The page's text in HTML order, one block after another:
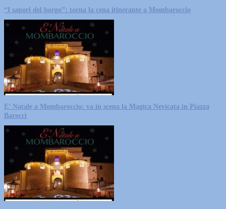
“I sapori del borgo”: torna la cena itinerante a Mombaroccio
E’ Natale a Mombaroccio: va in scena la Magica Nevicata in Piazza
Barocci